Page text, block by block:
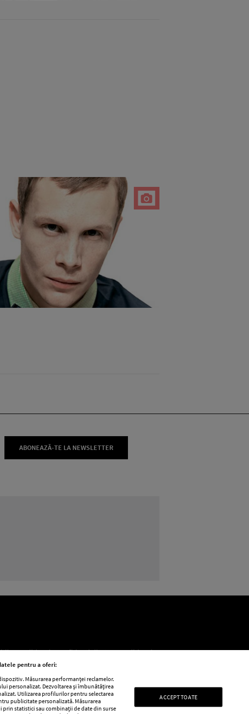
ABONEAZĂ-TE LA NEWSLETTER
Politica de confidențialitate
Politica de
Avantaje
Retete practice
pentru a oferi:
Măsurarea performanței reclamelor.
personalizat. Dezvoltarea și îmbunătățirea
Utilizarea profilurilor pentru selectarea
publicitate personalizată. Măsurarea
statistici sau combinații de date din surse
ACCEPT TOATE